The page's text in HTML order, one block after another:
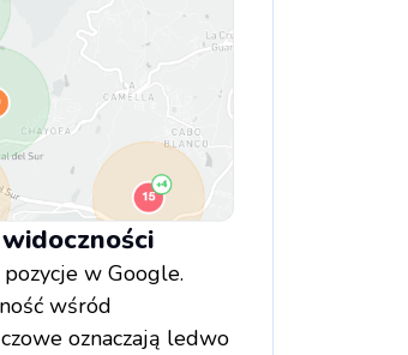
w Google.
wśród
oznaczają ledwo